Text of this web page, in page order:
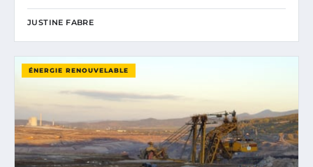
JUSTINE FABRE
ÉNERGIE RENOUVELABLE